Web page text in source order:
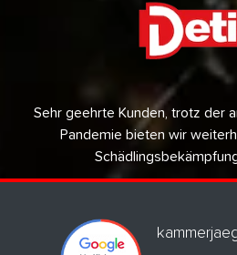
Sehr geehrte Kunden, trotz der
Pandemie bieten wir